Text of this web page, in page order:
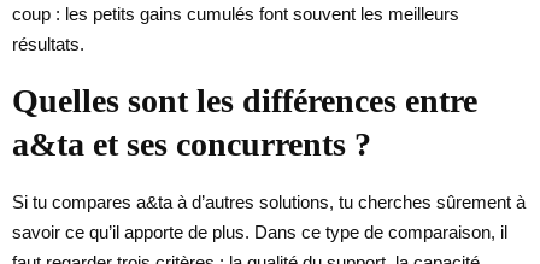
coup : les petits gains cumulés font souvent les meilleurs
résultats.
Quelles sont les différences entre
a&ta et ses concurrents ?
Si tu compares a&ta à d’autres solutions, tu cherches sûrement à
savoir ce qu’il apporte de plus. Dans ce type de comparaison, il